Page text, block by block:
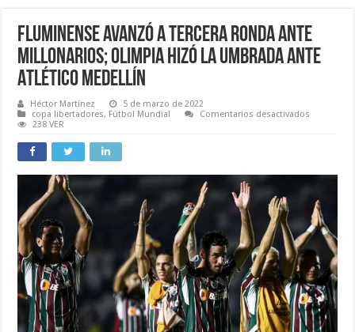
Fluminense avanzó a Tercera Ronda Ante
Millonarios; Olimpia hizó La Umbrada Ante
Atlético Medellín
Héctor Martínez
5 de marzo de 2022
copa libertadores, Fútbol Mundial Comentarios desactivados
Ante
hizó
La
Umbrada
Ante
Atlético
Medellín
238 VER